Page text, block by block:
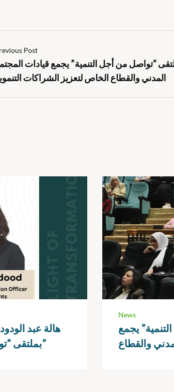
Post
“تواصل من أجل التنمية” يجمع قيادات
المدني والقطاع الخاص لتعزيز الشراكات
هالة عبد
بملتقى “تواصل من أجل التنمية”
News
يجمع
والقطاع